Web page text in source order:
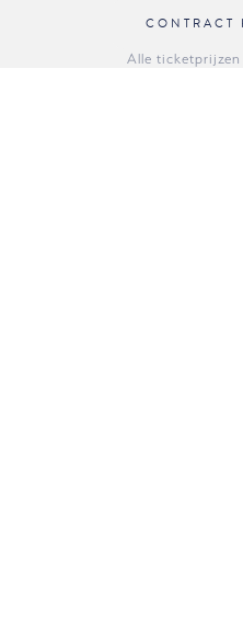
CONTRACT
Alle